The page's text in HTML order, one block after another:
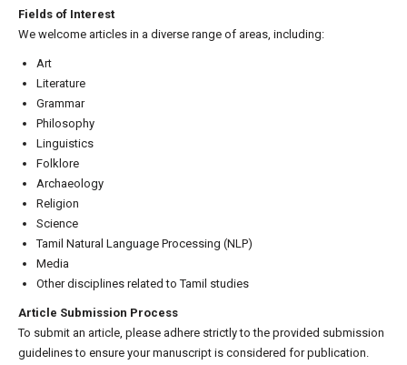
Fields of Interest
We welcome articles in a diverse range of areas, including:
Art
Literature
Grammar
Philosophy
Linguistics
Folklore
Archaeology
Religion
Science
Tamil Natural Language Processing (NLP)
Media
Other disciplines related to Tamil studies
Article Submission Process
To submit an article, please adhere strictly to the provided submission
guidelines to ensure your manuscript is considered for publication.